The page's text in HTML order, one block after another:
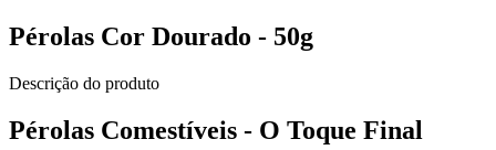
Pérolas Cor Dourado - 50g
Descrição do produto
Pérolas Comestíveis - O Toque Final